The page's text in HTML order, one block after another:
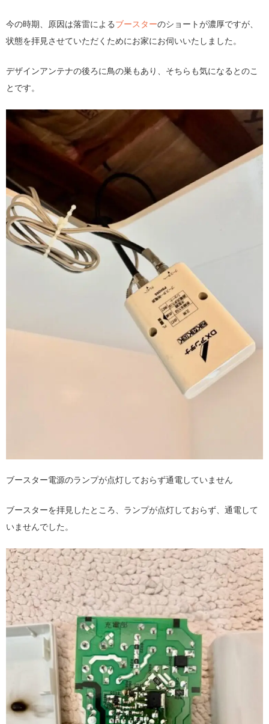
今の時期、原因は落雷によるブースターのショートが濃厚ですが、
状態を拝見させていただくためにお家にお伺いいたしました。
デザインアンテナの後ろに鳥の巣もあり、そちらも気になるとのこ
とです。
ブースター電源のランプが点灯しておらず通電していません
ブースターを拝見したところ、ランプが点灯しておらず、通電して
いませんでした。